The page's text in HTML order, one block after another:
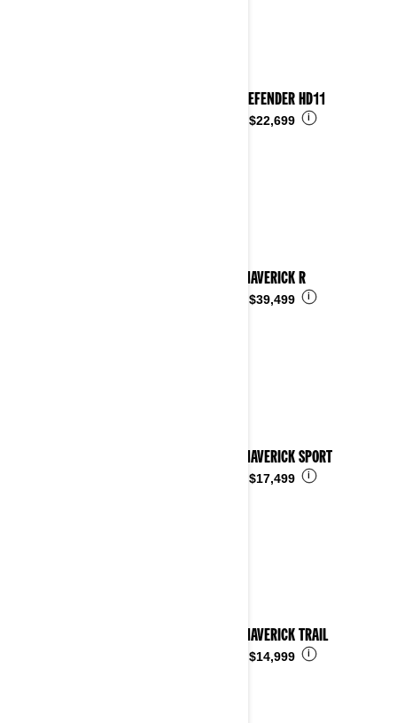
2026 DEFENDER HD11
$22,699 i
2026 MAVERICK R
$39,499 i
2026 MAVERICK SPORT
$17,499 i
2026 MAVERICK TRAIL
$14,999 i